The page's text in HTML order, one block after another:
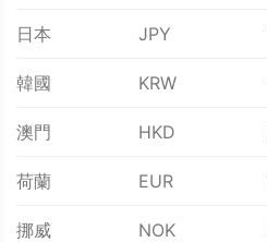
日本 JPY
韓國 KRW
澳門 HKD
荷蘭 EUR
挪威 NOK